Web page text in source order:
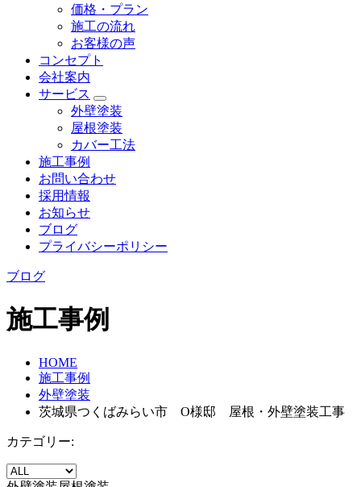
価格・プラン
施工の流れ
お客様の声
コンセプト
会社案内
サービス
外壁塗装
屋根塗装
カバー工法
施工事例
お問い合わせ
採用情報
お知らせ
ブログ
プライバシーポリシー
ブログ
施工事例
HOME
施工事例
外壁塗装
茨城県つくばみらい市 O様邸 屋根・外壁塗装工事
カテゴリー: